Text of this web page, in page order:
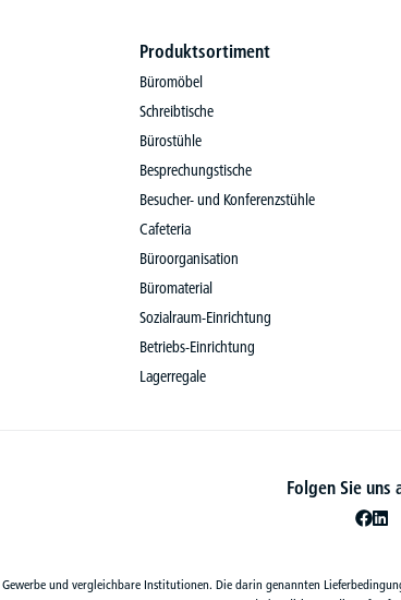
Produktsortiment
Büromöbel
Schreibtische
Bürostühle
Besprechungstische
Besucher- und Konferenzstühle
Cafeteria
Büroorganisation
Büromaterial
Sozialraum-Einrichtung
Betriebs-Einrichtung
Lagerregale
Folgen Sie uns
und vergleichbare Institutionen. Die darin genannten